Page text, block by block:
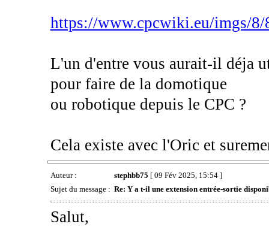
https://www.cpcwiki.eu/imgs/8/
L'un d'entre vous aurait-il déja
pour faire de la domotique
ou robotique depuis le CPC ?
Cela existe avec l'Oric et
Auteur : stephbb75 [ 09 Fév 2025, 15:54 ]
Sujet du message : Re: Y a t-il une extension entrée-sortie
Salut,